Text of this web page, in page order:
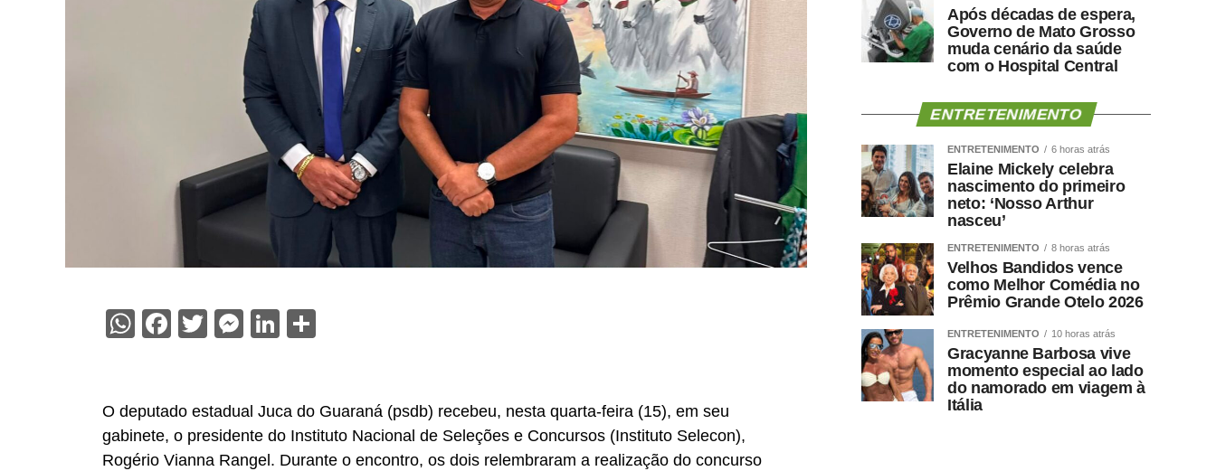
WhatsApp
Facebook
Twitter
Messenger
LinkedIn
O deputado estadual Juca do Guaraná (psdb) recebeu, nesta quarta-feira (15), em seu
gabinete, o presidente do Instituto Nacional de Seleções e Concursos (Instituto Selecon),
Rogério Vianna Rangel. Durante o encontro, os dois relembraram a realização do concurso
Após décadas de espera,
Governo de Mato Grosso
muda cenário da saúde
com o Hospital Central
ENTRETENIMENTO
ENTRETENIMENTO 6 horas atrás
Elaine Mickely celebra
nascimento do primeiro
neto: ‘Nosso Arthur
nasceu’
ENTRETENIMENTO 8 horas atrás
Velhos Bandidos vence
como Melhor Comédia no
Prêmio Grande Otelo 2026
ENTRETENIMENTO 10 horas atrás
Gracyanne Barbosa vive
momento especial ao lado
do namorado em viagem à
Itália